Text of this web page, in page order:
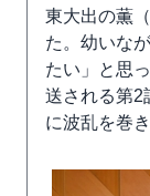
東大出の薫
た。幼いな
たい」と思
送される第2
に波乱を巻